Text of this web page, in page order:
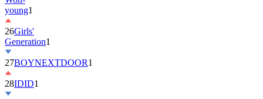
26Girls'
Generation
27BOYNEXTDOOR
28IDID1
29Kim
Hye-